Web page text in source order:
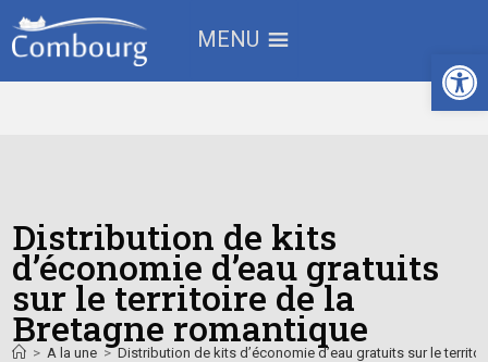
MENU
Distribution de kits
d’économie d’eau gratuits
sur le territoire de la
Bretagne romantique
> A la une > Distribution de kits d’économie d’eau gratuits sur le